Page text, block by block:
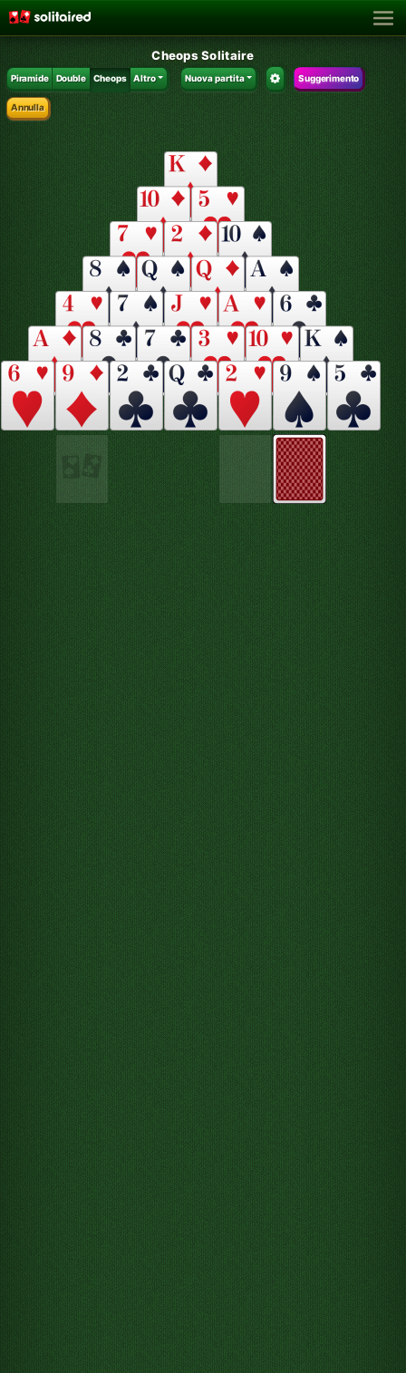
Cheops Solitaire
Piramide Double Cheops Altro Nuova partita Suggerimento
Annulla